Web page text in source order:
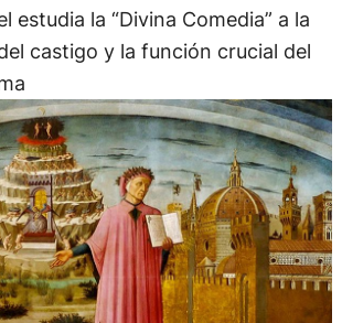
estudia la “Divina Comedia” a la
castigo y la función crucial del